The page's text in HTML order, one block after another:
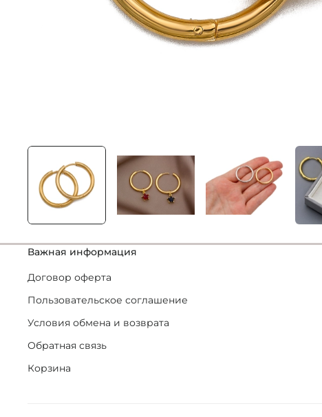
Важная информация
Договор оферта
Пользовательское соглашение
Условия обмена и возврата
Обратная связь
Корзина